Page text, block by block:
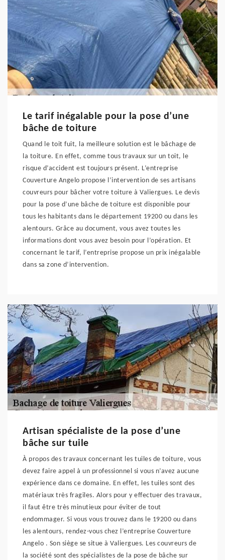
Le tarif inégalable pour la pose d’une
bâche de toiture
Quand le toit fuit, la meilleure solution est le bâchage de
la toiture. En effet, comme tous travaux sur un toit, le
risque d’accident est toujours présent. L’entreprise
Couverture Angelo propose l’intervention de ses artisans
couvreurs pour bâcher votre toiture à Valiergues. Le devis
pour la pose d’une bâche de toiture est disponible pour
tous les habitants dans le département 19200 ou dans les
alentours. Grâce au document, vous avez toutes les
informations dont vous avez besoin pour l’opération. Et
concernant le tarif, l’entreprise propose un prix inégalable
dans sa zone d’intervention.
Artisan spécialiste de la pose d’une
bâche sur tuile
À propos des travaux concernant les tuiles de toiture, vous
devez faire appel à un professionnel si vous n’avez aucune
expérience dans ce domaine. En effet, les tuiles sont des
matériaux très fragiles. Alors pour y effectuer des travaux,
il faut être très minutieux pour éviter de tout
endommager. Si vous vous trouvez dans le 19200 ou dans
les alentours, rendez-vous chez l’entreprise Couverture
Angelo . Son siège se situe à Valiergues. Les couvreurs de
la société sont des spécialistes de la pose de bâche sur